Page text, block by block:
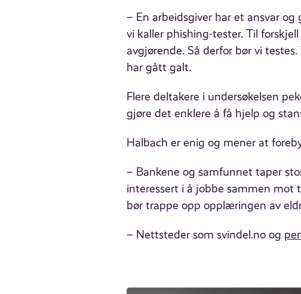
– En arbeidsgiver har et ansvar
vi kaller phishing-tester. Til
avgjørende. Så derfor bør vi
har gått galt.
Flere deltakere i undersøkelsen
gjøre det enklere å få hjelp og
Halbach er enig og mener at
– Bankene og samfunnet taper
interessert i å jobbe sammen mot
bør trappe opp opplæringen av
– Nettsteder som svindel.no og